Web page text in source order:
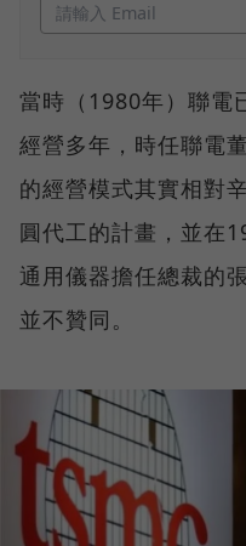
當時（1980年）聯電
經營多年，時任聯電
的經營模式其實相對
圓代工的計畫，並在
通用儀器擔任總裁的
並不贊同。